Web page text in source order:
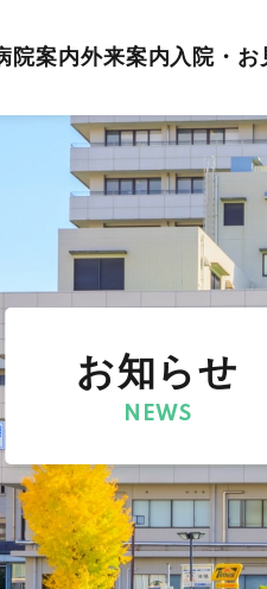
院案内外来案内入院・お
お知らせ
NEWS